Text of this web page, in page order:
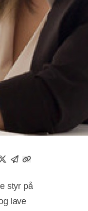
styr på
lave